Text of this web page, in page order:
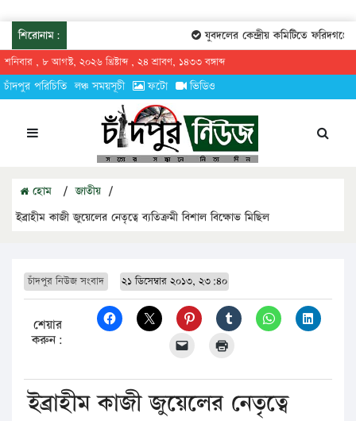
শিরোনাম: যুবদলের কেন্দ্রীয় কমিটিতে ফরিদগঞ্জের
শনিবার , ৮ আগস্ট, ২০২৬ খ্রিষ্টাব্দ , ২৪ শ্রাবণ, ১৪৩৩ বঙ্গাব্দ
চাঁদপুর পরিচিতি লঞ্চ সময়সূচী ফটো ভিডিও
হোম / জাতীয় /
ইব্রাহীম কাজী জুয়েলের নেতৃত্বে ব্যতিক্রমী বিশাল বিক্ষোভ মিছিল
চাঁদপুর নিউজ সংবাদ ২১ ডিসেম্বার ২০১৩, ২৩:৪০
শেয়ার
করুন:
ইব্রাহীম কাজী জুয়েলের নেতৃত্বে